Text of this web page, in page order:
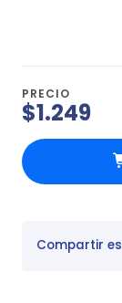
PRECIO
$1.249
Compartir